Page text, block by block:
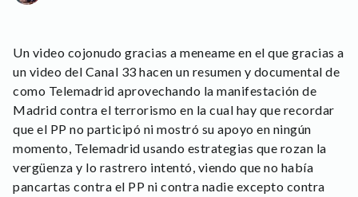
Un video cojonudo gracias a meneame en el que gracias a
un video del Canal 33 hacen un resumen y documental de
como Telemadrid aprovechando la manifestación de
Madrid contra el terrorismo en la cual hay que recordar
que el PP no participó ni mostró su apoyo en ningún
momento, Telemadrid usando estrategias que rozan la
vergüenza y lo rastrero intentó, viendo que no había
pancartas contra el PP ni contra nadie excepto contra